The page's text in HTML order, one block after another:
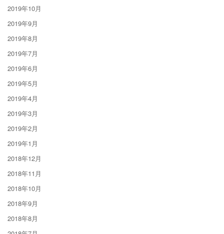
2019年10月
2019年9月
2019年8月
2019年7月
2019年6月
2019年5月
2019年4月
2019年3月
2019年2月
2019年1月
2018年12月
2018年11月
2018年10月
2018年9月
2018年8月